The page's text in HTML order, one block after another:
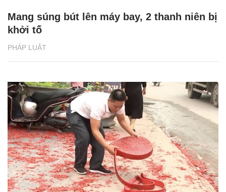
PHÁP LUẬT
Mang súng bút lên máy bay, 2 thanh niên bị
khởi tố